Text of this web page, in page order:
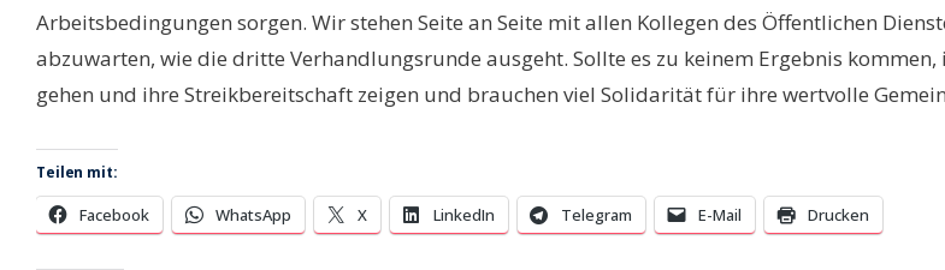
Arbeitsbedingungen sorgen. Wir stehen Seite an Seite mit allen Kollegen des Öffentlichen
abzuwarten, wie die dritte Verhandlungsrunde ausgeht. Sollte es zu keinem Ergebnis
gehen und ihre Streikbereitschaft zeigen und brauchen viel Solidarität für ihre wertvolle
Teilen mit:
Facebook WhatsApp X LinkedIn Telegram E-Mail Drucken